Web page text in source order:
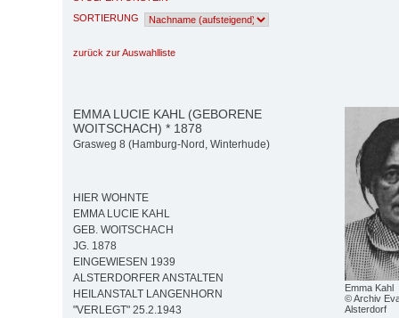
SORTIERUNG
zurück zur Auswahlliste
Emma Kahl
© Archiv
Alsterdorf
EMMA LUCIE KAHL (GEBORENE
WOITSCHACH) * 1878
Grasweg 8 (Hamburg-Nord, Winterhude)
HIER WOHNTE
EMMA LUCIE KAHL
GEB. WOITSCHACH
JG. 1878
EINGEWIESEN 1939
ALSTERDORFER ANSTALTEN
HEILANSTALT LANGENHORN
"VERLEGT" 25.2.1943